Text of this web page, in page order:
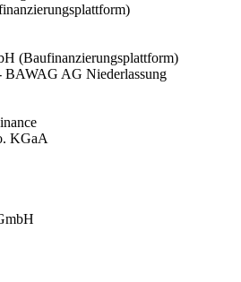
(Baufinanzierungsplattform)
AG Niederlassung
KGaA